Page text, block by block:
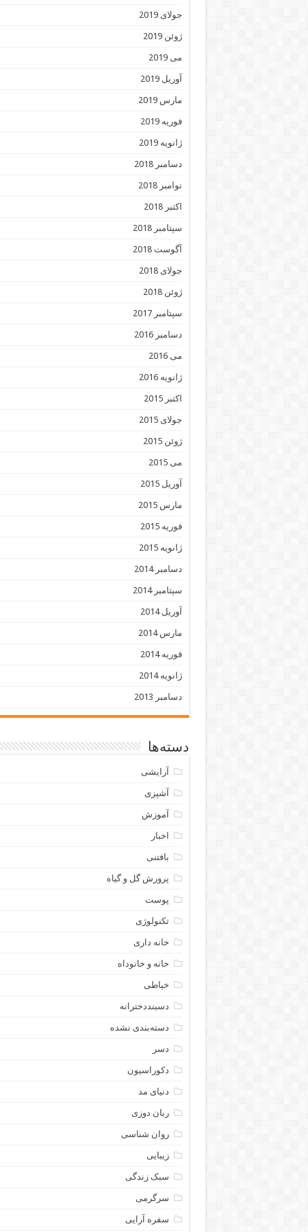
جولای 2019
ژوئن 2019
می 2019
آوریل 2019
مارس 2019
فوریه 2019
ژانویه 2019
دسامبر 2018
نوامبر 2018
اکتبر 2018
سپتامبر 2018
آگوست 2018
جولای 2018
ژوئن 2018
سپتامبر 2017
دسامبر 2016
می 2016
ژانویه 2016
اکتبر 2015
جولای 2015
ژوئن 2015
می 2015
آوریل 2015
مارس 2015
فوریه 2015
ژانویه 2015
دسامبر 2014
سپتامبر 2014
آوریل 2014
مارس 2014
فوریه 2014
ژانویه 2014
دسامبر 2013
دسته‌ها
آرایشی
آشپزی
آموزش
اخبار
بافتنی
پرورش گل و گیاه
پوست
تکنولوژی
خانه داری
خانه و خانوداه
خیاطی
دسبنددخترانه
دسته‌بندی نشده
دسر
دکوراسیون
دنیای مد
ربان دوزی
روان شناسی
زیبایی
سبک زندگی
سرگرمی
سفره آرایی